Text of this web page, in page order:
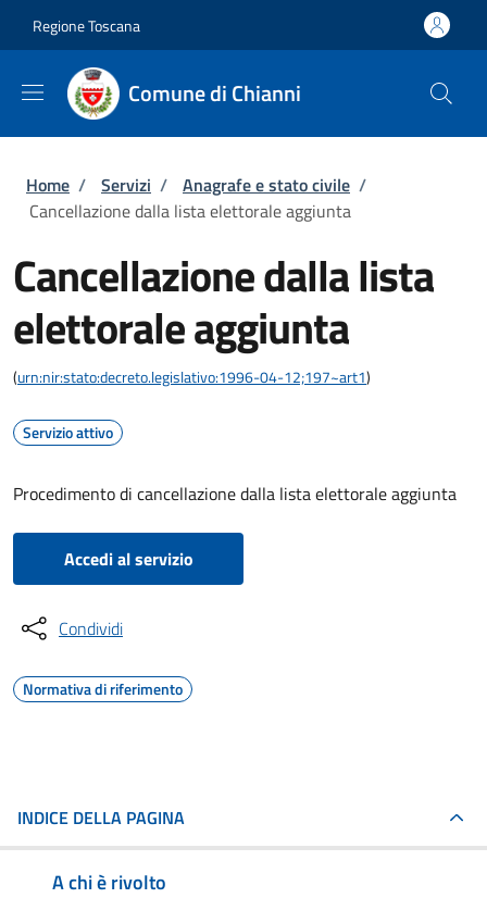
Regione Toscana
Comune di Chianni
Briciole di pane
Home / Servizi / Anagrafe e stato civile /
Cancellazione dalla lista elettorale aggiunta
Cancellazione dalla lista
elettorale aggiunta
(urn:nir:stato:decreto.legislativo:1996-04-12;197~art1)
Servizio attivo
Procedimento di cancellazione dalla lista elettorale aggiunta
Accedi al servizio
Condividi
Normativa di riferimento
INDICE DELLA PAGINA
A chi è rivolto